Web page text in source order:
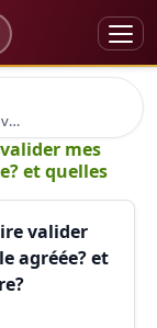
Validation d'acquis vae
mes
et quelles
valider
agréée? et